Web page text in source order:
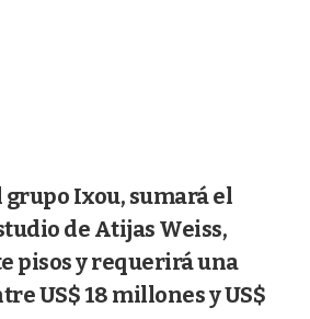
grupo Ixou, sumará el
de Atijas Weiss,
pisos y requerirá una
US$ 18 millones y US$